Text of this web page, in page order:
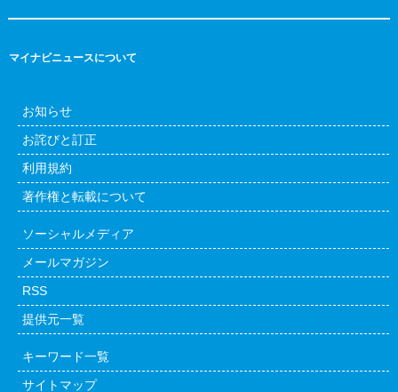
マイナビニュースについて
お知らせ
お詫びと訂正
利用規約
著作権と転載について
ソーシャルメディア
メールマガジン
RSS
提供元一覧
キーワード一覧
サイトマップ